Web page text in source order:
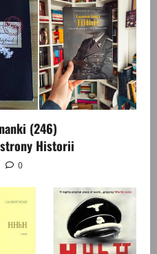
(246)
Historii
0